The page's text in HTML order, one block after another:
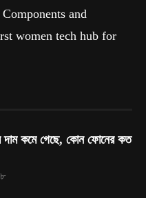
and
women tech hub for
দাম কমে গেছে, কোন ফোনের কত